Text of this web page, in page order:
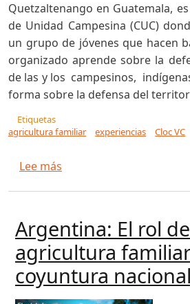
Quetzaltenango en Guatemala,
de Unidad Campesina (CUC)
un grupo de jóvenes que hacen
organizado aprende sobre la
de las y los campesinos,
forma sobre la defensa del
Etiquetas
agricultura familiar
experiencias Cloc VC
Lee más
Argentina: El rol
agricultura
coyuntura nacional